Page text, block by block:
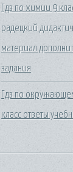
Гдз по химии 9
радецкий
материал
задания
Гдз по
класс ответы